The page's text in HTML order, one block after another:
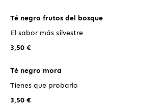
Té negro frutos del bosque
El sabor más silvestre
3,50 €
Té negro mora
Tienes que probarlo
3,50 €